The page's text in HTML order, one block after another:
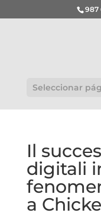
987
Seleccionar
Il
digitali
a